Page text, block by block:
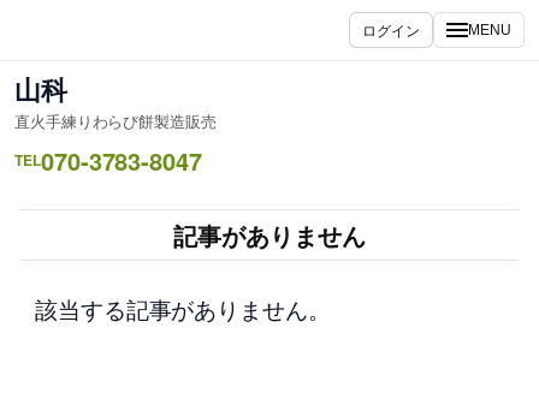
ス
キ
ッ
ログイン MENU
山科
直火手練りわらび餅製造販売
TEL070-3783-8047
記事がありません
該当する記事がありません。